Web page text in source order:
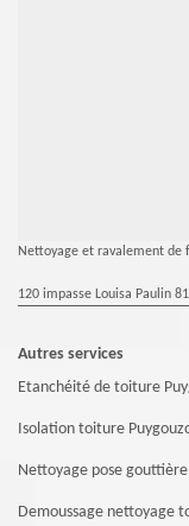
Nettoyage et ravalement de
120 impasse Louisa Paulin
Autres services
Etanchéité de toiture
Isolation toiture
Nettoyage pose
Demoussage nettoyage